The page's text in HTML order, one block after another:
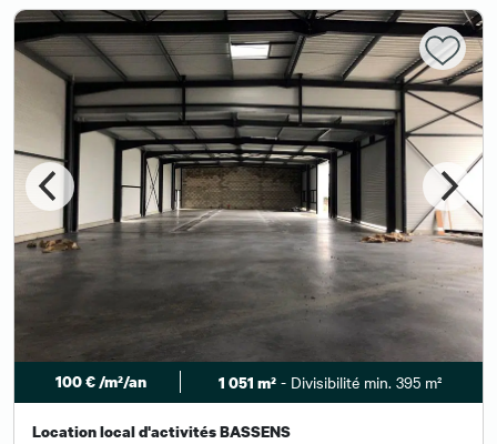
100 € /m²/an 1 051 m²- Divisibilité min. 395 m²
Location local d'activités BASSENS